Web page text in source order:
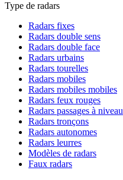
Type de radars
Radars fixes
Radars double sens
Radars double face
Radars urbains
Radars tourelles
Radars mobiles
Radars mobiles mobiles
Radars feux rouges
Radars passages à niveau
Radars tronçons
Radars autonomes
Radars leurres
Modèles de radars
Faux radars